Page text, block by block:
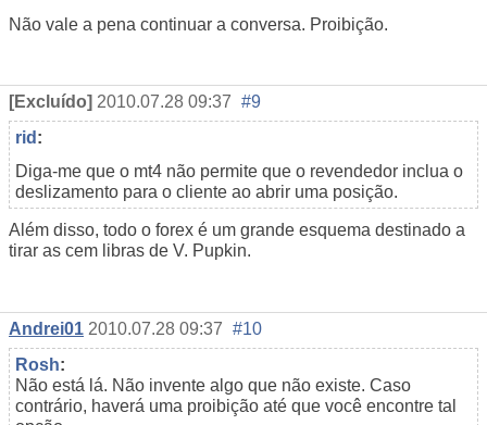
Não vale a pena continuar a conversa. Proibição.
[Excluído] 2010.07.28 09:37 #9
rid :
Diga-me que o mt4 não permite que o revendedor inclua o
deslizamento para o cliente ao abrir uma posição.
Além disso, todo o forex é um grande esquema destinado a
tirar as cem libras de V. Pupkin.
Andrei01 2010.07.28 09:37 #10
Rosh:
Não está lá. Não invente algo que não existe. Caso
contrário, haverá uma proibição até que você encontre tal